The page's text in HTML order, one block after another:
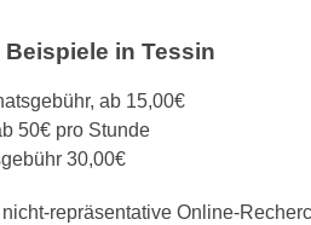
in Tessin
ab 15,00€
50€ pro Stunde
30,00€
repräsentative Online-